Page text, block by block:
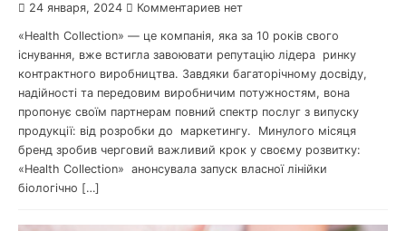
24 января, 2024 Комментариев нет
«Health Collection» — це компанія, яка за 10 років свого
існування, вже встигла завоювати репутацію лідера ринку
контрактного виробництва. Завдяки багаторічному досвіду,
надійності та передовим виробничим потужностям, вона
пропонує своїм партнерам повний спектр послуг з випуску
продукції: від розробки до маркетингу. Минулого місяця
бренд зробив черговий важливий крок у своєму розвитку:
«Health Collection» анонсувала запуск власної лінійки
біологічно […]